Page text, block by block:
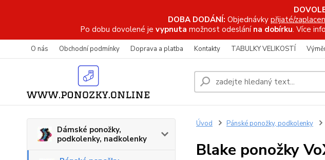
DOBA DODÁNÍ: Objednávky přijaté/
Po dobu dovolené je vypnuta možnost odeslání na dobírku. Více
O nás Obchodní podmínky Doprava a platba Kontakty TABULKY VELIKOSTÍ
Dámské ponožky,
podkolenky, nadkolenky
Úvod Pánské ponožky, podkolenky
Blake ponožky